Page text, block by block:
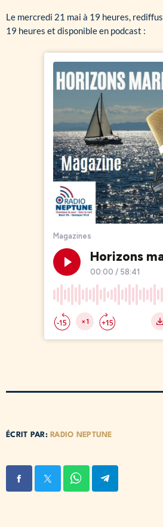
Le mercredi 21 mai à 19 heures,
19 heures et disponible en podcast :
ÉCRIT PAR: RADIO NEPTUNE